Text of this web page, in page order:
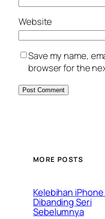
Website
Save my name,
browser for the
MORE POSTS
Kelebihan iPhone
Dibanding Seri
Sebelumnya